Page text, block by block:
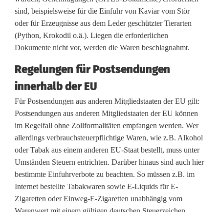
sind, beispielsweise für die Einfuhr von Kaviar vom Stör
oder für Erzeugnisse aus dem Leder geschützter Tierarten
(Python, Krokodil o.ä.). Liegen die erforderlichen
Dokumente nicht vor, werden die Waren beschlagnahmt.
Regelungen für Postsendungen
innerhalb der EU
Für Postsendungen aus anderen Mitgliedstaaten der EU gilt:
Postsendungen aus anderen Mitgliedstaaten der EU können
im Regelfall ohne Zollformalitäten empfangen werden. Wer
allerdings verbrauchsteuerpflichtige Waren, wie z.B. Alkohol
oder Tabak aus einem anderen EU-Staat bestellt, muss unter
Umständen Steuern entrichten. Darüber hinaus sind auch hier
bestimmte Einfuhrverbote zu beachten. So müssen z.B. im
Internet bestellte Tabakwaren sowie E-Liquids für E-
Zigaretten oder Einweg-E-Zigaretten unabhängig vom